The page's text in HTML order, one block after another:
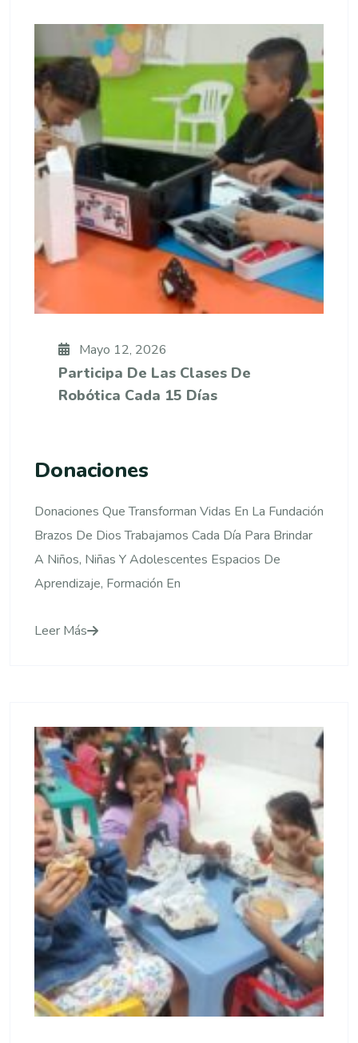
Mayo 12, 2026
Participa De Las Clases De
Robótica Cada 15 Días
Donaciones
Donaciones Que Transforman Vidas En La Fundación
Brazos De Dios Trabajamos Cada Día Para Brindar
A Niños, Niñas Y Adolescentes Espacios De
Aprendizaje, Formación En
Leer Más